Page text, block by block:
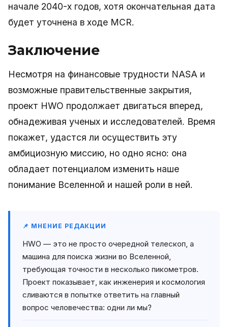
начале 2040-х годов, хотя окончательная дата
будет уточнена в ходе MCR.
Заключение
Несмотря на финансовые трудности NASA и
возможные правительственные закрытия,
проект HWO продолжает двигаться вперед,
обнадеживая ученых и исследователей. Время
покажет, удастся ли осуществить эту
амбициозную миссию, но одно ясно: она
обладает потенциалом изменить наше
понимание Вселенной и нашей роли в ней.
📌 МНЕНИЕ РЕДАКЦИИ
HWO — это не просто очередной телескоп, а
машина для поиска жизни во Вселенной,
требующая точности в несколько пикометров.
Проект показывает, как инженерия и космология
сливаются в попытке ответить на главный
вопрос человечества: одни ли мы?